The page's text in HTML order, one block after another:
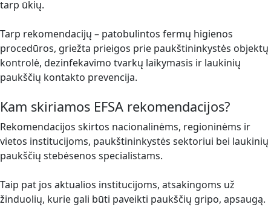
tarp ūkių.
Tarp rekomendacijų – patobulintos fermų higienos
procedūros, griežta prieigos prie paukštininkystės objektų
kontrolė, dezinfekavimo tvarkų laikymasis ir laukinių
paukščių kontakto prevencija.
Kam skiriamos EFSA rekomendacijos?
Rekomendacijos skirtos nacionalinėms, regioninėms ir
vietos institucijoms, paukštininkystės sektoriui bei laukinių
paukščių stebėsenos specialistams.
Taip pat jos aktualios institucijoms, atsakingoms už
žinduolių, kurie gali būti paveikti paukščių gripo, apsaugą.